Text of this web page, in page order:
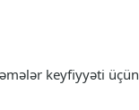
keyfiyyəti üçün